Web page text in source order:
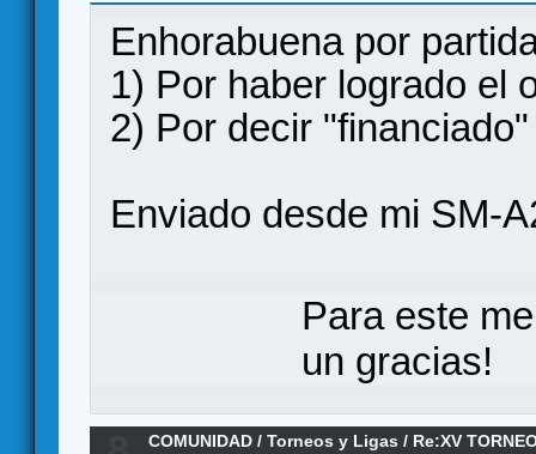
Enhorabuena por
1) Por haber logrado el
2) Por decir
Enviado desde mi SM-
Para este
un gracias!
COMUNIDAD /Torneos y Ligas / Re:XV